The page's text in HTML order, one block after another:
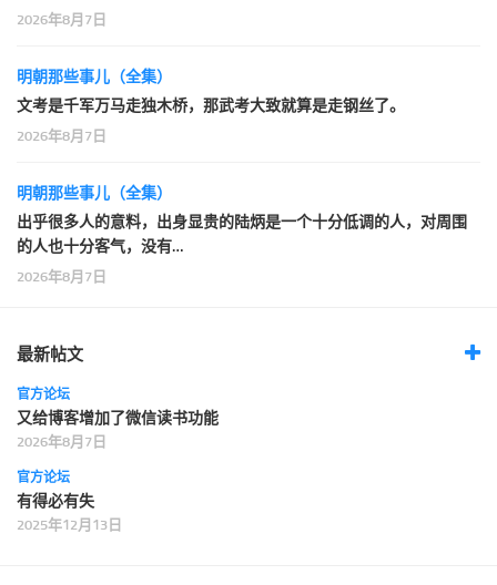
2026年8月7日
明朝那些事儿（全集）
文考是千军万马走独木桥，那武考大致就算是走钢丝了。
2026年8月7日
明朝那些事儿（全集）
出乎很多人的意料，出身显贵的陆炳是一个十分低调的人，对周围
的人也十分客气，没有…
2026年8月7日
最新帖文
官方论坛
又给博客增加了微信读书功能
2026年8月7日
官方论坛
有得必有失
2025年12月13日